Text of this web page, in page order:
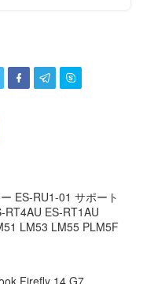
  
ES-RU1-01 サポート
RT4AU ES-RT1AU
LM53 LM55 PLM5F